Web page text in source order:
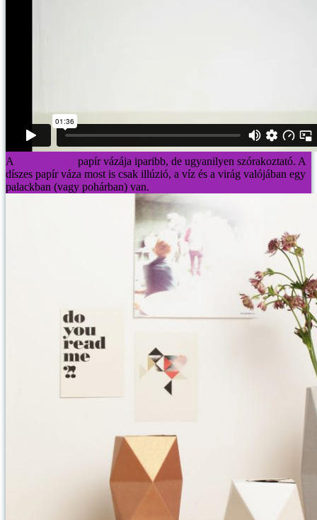
A
papír vázája iparibb, de ugyanilyen szórakoztató. A
díszes papír váza most is csak illúzió, a víz és a virág valójában egy
palackban (vagy pohárban) van.